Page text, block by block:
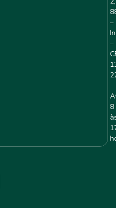
–
–
8